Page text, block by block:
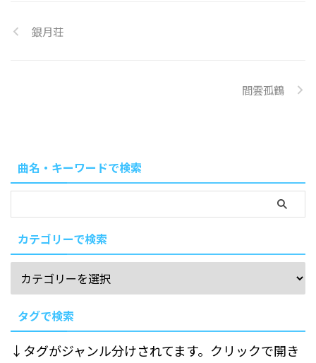
銀月荘
間雲孤鶴
曲名・キーワードで検索
カテゴリーで検索
タグで検索
↓タグがジャンル分けされてます。クリックで開き